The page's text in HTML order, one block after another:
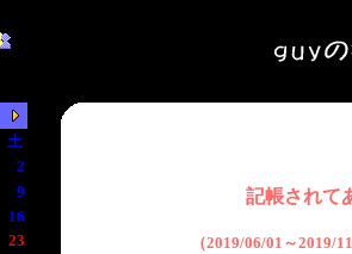
土
2
9
16
23
記帳されて
（2019/06/01～2019/